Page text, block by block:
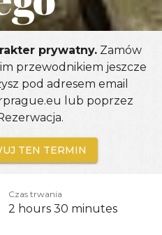
prywatny. Zamów
przewodnikiem jeszcze
pod adresem email
lub poprzez
TEN TERMIN
Czas trwania
2 hours 30 minutes